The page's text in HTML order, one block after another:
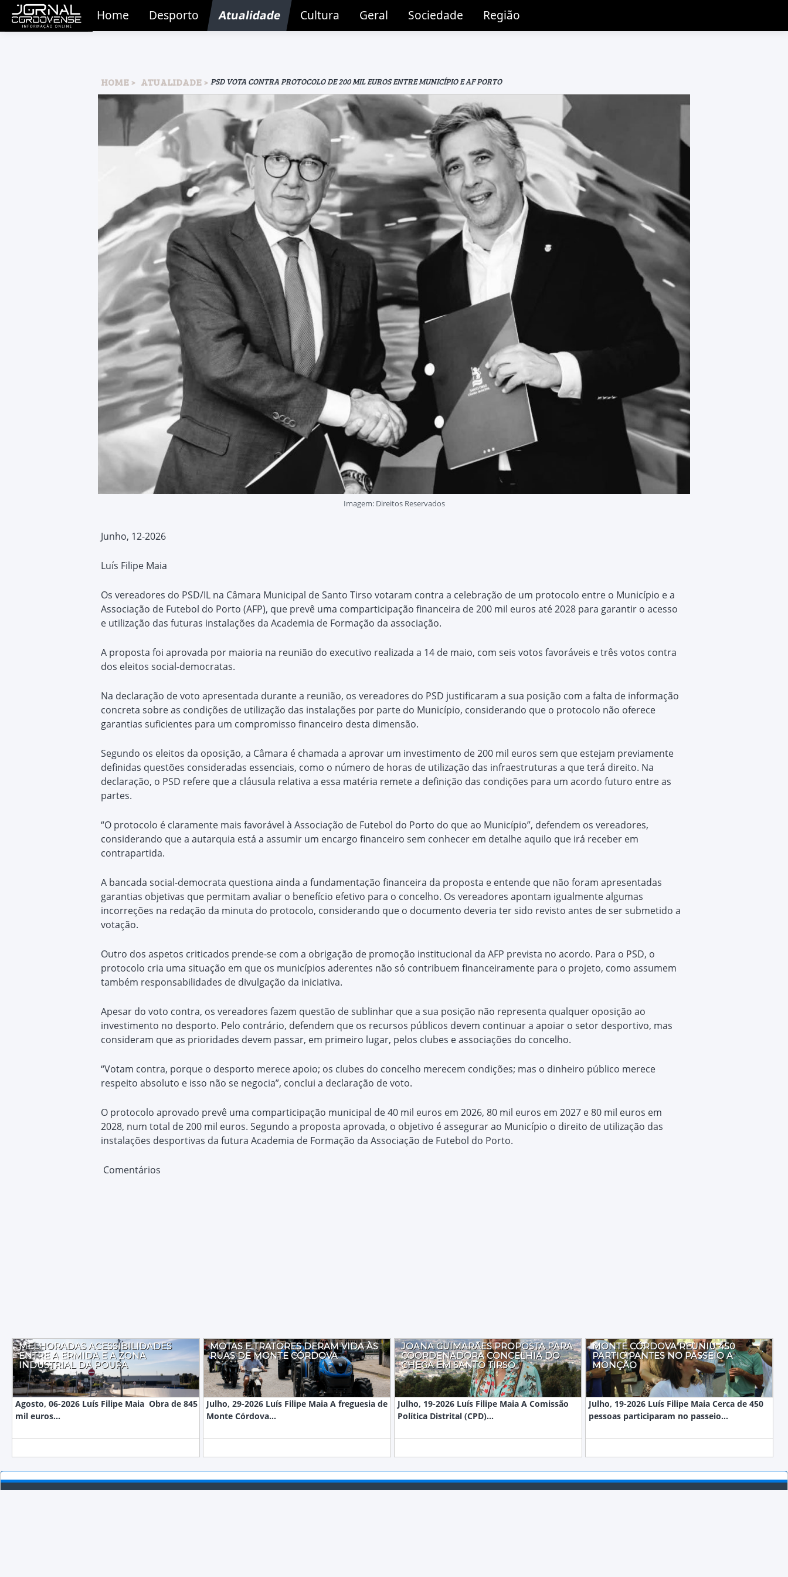
Home Desporto Atualidade Cultura Geral Sociedade Região
HOME ATUALIDADE PSD VOTA CONTRA PROTOCOLO DE 200 MIL EUROS ENTRE MUNICÍPIO E AF PORTO
Imagem: Direitos Reservados
Junho, 12-2026
Luís Filipe Maia
Os vereadores do PSD/IL na Câmara Municipal de Santo Tirso votaram contra a celebração de um protocolo entre o Município e a
Associação de Futebol do Porto (AFP), que prevê uma comparticipação financeira de 200 mil euros até 2028 para garantir o acesso
e utilização das futuras instalações da Academia de Formação da associação.
A proposta foi aprovada por maioria na reunião do executivo realizada a 14 de maio, com seis votos favoráveis e três votos contra
dos eleitos social-democratas.
Na declaração de voto apresentada durante a reunião, os vereadores do PSD justificaram a sua posição com a falta de informação
concreta sobre as condições de utilização das instalações por parte do Município, considerando que o protocolo não oferece
garantias suficientes para um compromisso financeiro desta dimensão.
Segundo os eleitos da oposição, a Câmara é chamada a aprovar um investimento de 200 mil euros sem que estejam previamente
definidas questões consideradas essenciais, como o número de horas de utilização das infraestruturas a que terá direito. Na
declaração, o PSD refere que a cláusula relativa a essa matéria remete a definição das condições para um acordo futuro entre as
partes.
“O protocolo é claramente mais favorável à Associação de Futebol do Porto do que ao Município”, defendem os vereadores,
considerando que a autarquia está a assumir um encargo financeiro sem conhecer em detalhe aquilo que irá receber em
contrapartida.
A bancada social-democrata questiona ainda a fundamentação financeira da proposta e entende que não foram apresentadas
garantias objetivas que permitam avaliar o benefício efetivo para o concelho. Os vereadores apontam igualmente algumas
incorreções na redação da minuta do protocolo, considerando que o documento deveria ter sido revisto antes de ser submetido a
votação.
Outro dos aspetos criticados prende-se com a obrigação de promoção institucional da AFP prevista no acordo. Para o PSD, o
protocolo cria uma situação em que os municípios aderentes não só contribuem financeiramente para o projeto, como assumem
também responsabilidades de divulgação da iniciativa.
Apesar do voto contra, os vereadores fazem questão de sublinhar que a sua posição não representa qualquer oposição ao
investimento no desporto. Pelo contrário, defendem que os recursos públicos devem continuar a apoiar o setor desportivo, mas
consideram que as prioridades devem passar, em primeiro lugar, pelos clubes e associações do concelho.
“Votam contra, porque o desporto merece apoio; os clubes do concelho merecem condições; mas o dinheiro público merece
respeito absoluto e isso não se negocia”, conclui a declaração de voto.
O protocolo aprovado prevê uma comparticipação municipal de 40 mil euros em 2026, 80 mil euros em 2027 e 80 mil euros em
2028, num total de 200 mil euros. Segundo a proposta aprovada, o objetivo é assegurar ao Município o direito de utilização das
instalações desportivas da futura Academia de Formação da Associação de Futebol do Porto.
Comentários
MELHORADAS ACESSIBILIDADES
ENTRE A ERMIDA E A ZONA
INDUSTRIAL DA POUPA
Agosto, 06-2026 Luís Filipe Maia Obra de 845
mil euros...
MOTAS E TRATORES DERAM VIDA ÀS
RUAS DE MONTE CÓRDOVA
Julho, 29-2026 Luís Filipe Maia A freguesia de
Monte Córdova...
JOANA GUIMARÃES PROPOSTA PARA
COORDENADORA CONCELHIA DO
CHEGA EM SANTO TIRSO
Julho, 19-2026 Luís Filipe Maia A Comissão
Política Distrital (CPD)...
MONTE CÓRDOVA REUNIU 450
PARTICIPANTES NO PASSEIO A
MONÇÃO
Julho, 19-2026 Luís Filipe Maia Cerca de 450
pessoas participaram no passeio...